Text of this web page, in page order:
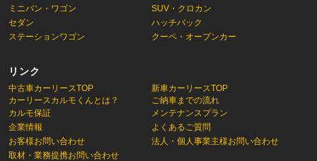
ミニバン・ワゴン
SUV・クロカン
セダン
ハッチバック
ステーションワゴン
クーペ・オープンカー
リンク
中古車カーリースTOP
カーリースカルモくんとは？
新車カーリースTOP
ご納車までの流れ
カルモ保証
企業情報
お客様お問い合わせ
取材・業務提携お問い合わせ
メンテナンスプラン
よくあるご質問
法人・個人事業主様お問い合わせ